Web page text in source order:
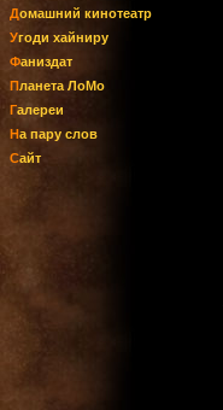
Домашний кинотеатр
Угоди хайниру
Фаниздат
Планета ЛоМо
Галереи
На пару слов
Сайт